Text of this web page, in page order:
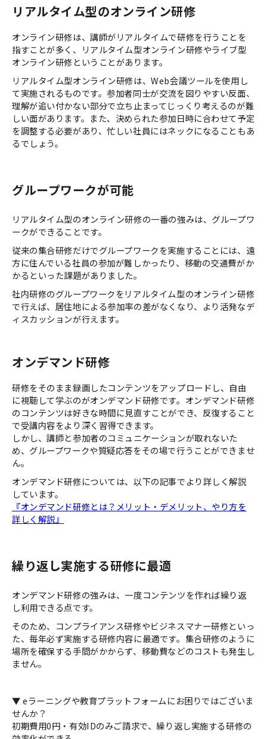
リアルタイム型のオンライン研修
オンライン研修は、講師がリアルタイムで研修を行うことを
指すことが多く、リアルタイム型オンライン研修やライブ型
オンライン研修ということがあります。
リアルタイム型オンライン研修は、Web会議ツールを使用し
て実施されるものです。参加者同士が交流を図りやすい反面、
理解が追い付かない部分で立ち止まってじっくり考えるのが難
しい面があります。また、決められた参加日時に合わせて予定
を調整する必要があり、忙しい社員にはネックになることもあ
るでしょう。
グループワークが可能
リアルタイム型のオンライン研修の一番の強みは、グループワ
ークができることです。
従来の集合研修だけでグループワークを実施することには、遠
方に住んでいる社員の参加が難しかったり、移動の交通費がか
かるといった課題がありました。
社内研修のグループワークをリアルタイム型のオンライン研修
で行えば、居住地による参加率の差がなくなり、より活発なデ
ィスカッションが行えます。
オンデマンド研修
研修をそのまま録画したコンテンツをアップロードし、自由
に視聴して学ぶのがオンデマンド研修です。オンデマンド研修
のコンテンツは好きな時間に見直すことができ、反復すること
で受講内容をより深く習得できます。
しかし、講師と参加者のコミュニケーションが取れないた
め、グループワークや質疑応答をその場で行うことができませ
ん。
オンデマンド研修については、以下の記事でより詳しく解説
しています。
『オンデマンド研修とは？メリット・デメリット、やり方を
詳しく解説』
繰り返し実施する研修に最適
オンデマンド研修の強みは、一度コンテンツを作れば繰り返
し利用できる点です。
そのため、コンプライアンス研修やビジネスマナー研修といっ
た、毎年必ず実施する研修内容に最適です。集合研修のように
場所を確保する手間がかからず、移動費などのコストも発生し
ません。
▼ eラーニングや教育プラットフォームにお困りではございま
せんか？
初期費用0円・有効IDのみご請求で、繰り返し実施する研修の